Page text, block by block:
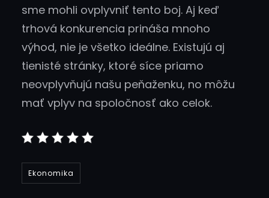
sme mohli ovplyvniť tento boj. Aj keď
trhová konkurencia prináša mnoho
výhod, nie je všetko ideálne. Existujú aj
tienisté stránky, ktoré síce priamo
neovplyvňujú našu peňaženku, no môžu
mať vplyv na spoločnosť ako celok.
Ekonomika